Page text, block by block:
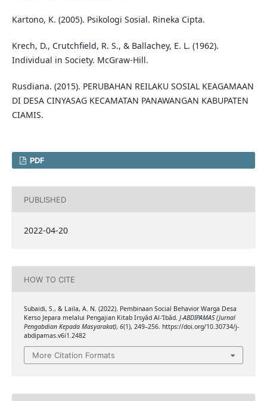
Kartono, K. (2005). Psikologi Sosial. Rineka Cipta.
Krech, D., Crutchfield, R. S., & Ballachey, E. L. (1962).
Individual in Society. McGraw-Hill.
Rusdiana. (2015). PERUBAHAN REILAKU SOSIAL KEAGAMAAN
DI DESA CINYASAG KECAMATAN PANAWANGAN KABUPATEN
CIAMIS.
PDF
PUBLISHED
2022-04-20
HOW TO CITE
Subaidi, S., & Laila, A. N. (2022). Pembinaan Social Behavior Warga Desa
Kerso Jepara melalui Pengajian Kitab Irsyăd Al-‘Ibăd. J-ABDIPAMAS (Jurnal
Pengabdian Kepada Masyarakat), 6(1), 249–256. https://doi.org/10.30734/j-
abdipamas.v6i1.2482
More Citation Formats